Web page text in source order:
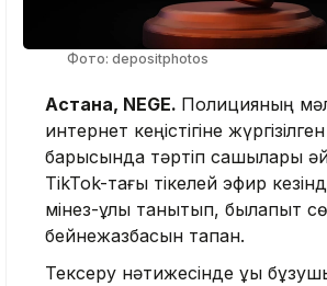
Фото: depositphotos
Астана, NEGE. Полицияның
интернет кеңістігіне
барысында тәртіп сақшылары
TikTok-тағы тікелей эфир
мінез-құлық танытып, былапыт
бейнежазбасын тапқан.
Тексеру нәтижесінде құқық